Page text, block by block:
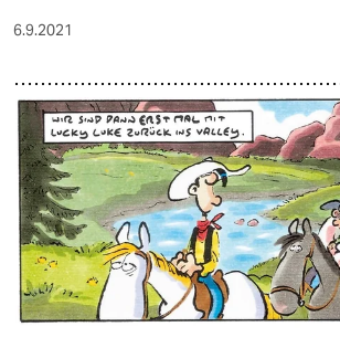
6.9.2021